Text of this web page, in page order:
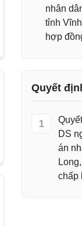
nhân
tỉnh
hợp
Quyết
1
DS
án
chấp